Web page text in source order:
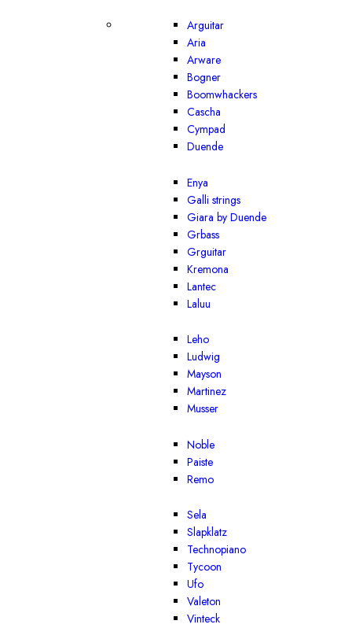
Arguitar
Aria
Arware
Bogner
Boomwhackers
Cascha
Cympad
Duende
Enya
Galli strings
Giara by Duende
Grbass
Grguitar
Kremona
Lantec
Laluu
Leho
Ludwig
Mayson
Martinez
Musser
Noble
Paiste
Remo
Sela
Slapklatz
Technopiano
Tycoon
Ufo
Valeton
Vinteck